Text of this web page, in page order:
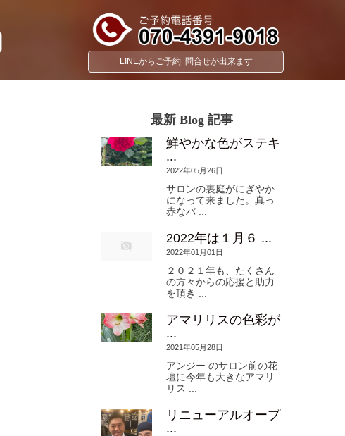
LINEからご予約･問合せが出来ます
最新 Blog 記事
鮮やかな色がステキ
...
2022年05月26日
サロンの裏庭がにぎやか
になって来ました。真っ
赤なバ ...
2022年は１月６ ...
2022年01月01日
２０２１年も、たくさん
の方々からの応援と助力
を頂き ...
アマリリスの色彩が
...
2021年05月28日
アンジー のサロン前の花
壇に今年も大きなアマリ
リス ...
リニューアルオープ
...